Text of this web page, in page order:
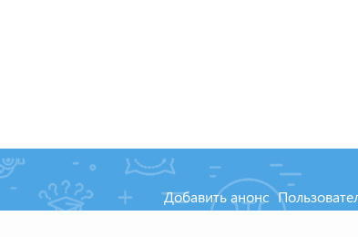
Добавить анонс